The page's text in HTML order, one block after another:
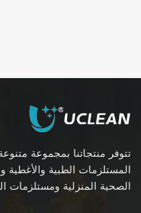
تتوفر منتجاتنا بمجموعة
المستلزمات الطبية والأغطية
الصحية المنزلية ومستلزمات